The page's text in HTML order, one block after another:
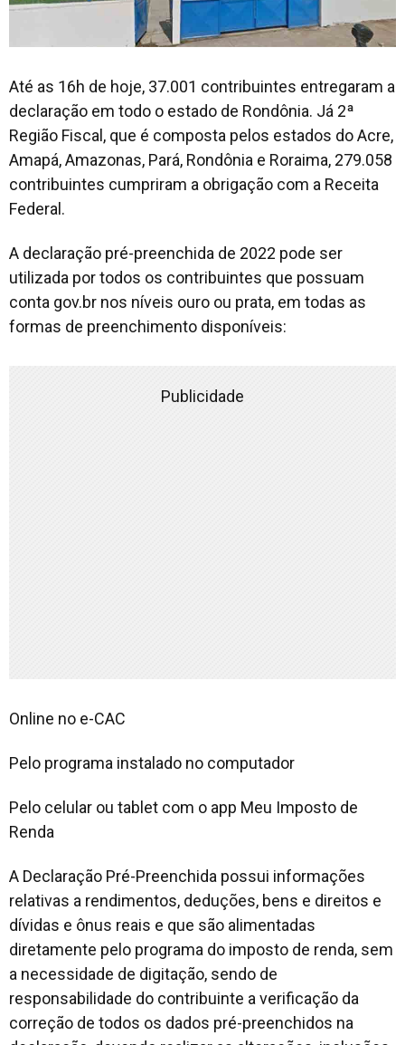
Até as 16h de hoje, 37.001 contribuintes entregaram a
declaração em todo o estado de Rondônia. Já 2ª
Região Fiscal, que é composta pelos estados do Acre,
Amapá, Amazonas, Pará, Rondônia e Roraima, 279.058
contribuintes cumpriram a obrigação com a Receita
Federal.
A declaração pré-preenchida de 2022 pode ser
utilizada por todos os contribuintes que possuam
conta gov.br nos níveis ouro ou prata, em todas as
formas de preenchimento disponíveis:
Publicidade
Online no e-CAC
Pelo programa instalado no computador
Pelo celular ou tablet com o app Meu Imposto de
Renda
A Declaração Pré-Preenchida possui informações
relativas a rendimentos, deduções, bens e direitos e
dívidas e ônus reais e que são alimentadas
diretamente pelo programa do imposto de renda, sem
a necessidade de digitação, sendo de
responsabilidade do contribuinte a verificação da
correção de todos os dados pré-preenchidos na